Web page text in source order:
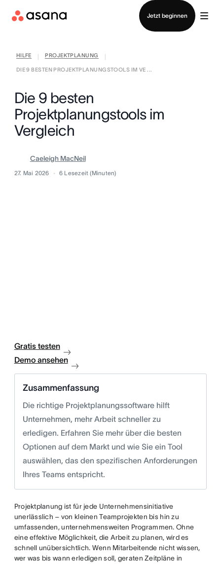
Jetzt beginnen
Vertrieb kontaktieren
HILFE PROJEKTPLANUNG
DIE 9 BESTEN PROJEKTPLANUNGSTOOLS IM VE ...
Die 9 besten
Projektplanungstools im
Vergleich
Caeleigh MacNeil
27. Mai 2026 6 Lesezeit (Minuten)
Gratis testen
Demo ansehen
Zusammenfassung
Die richtige Projektplanungssoftware hilft
Unternehmen, mehr Arbeit schneller zu
erledigen. Erfahren Sie mehr über die besten
Optionen auf dem Markt und wie Sie ein Tool
auswählen, das den spezifischen Anforderungen
Ihres Teams entspricht.
Projektplanung ist für jede Unternehmensinitiative
unerlässlich – von kleinen Teamprojekten bis hin zu
umfassenden, unternehmensweiten Programmen. Ohne
eine effektive Möglichkeit, die Arbeit zu planen, wird es
schnell unübersichtlich. Wenn Mitarbeitende nicht wissen,
wer was bis wann erledigen soll, geraten Zeitpläne in